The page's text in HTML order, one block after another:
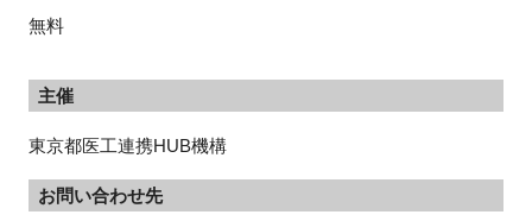
無料
主催
東京都医工連携HUB機構
お問い合わせ先